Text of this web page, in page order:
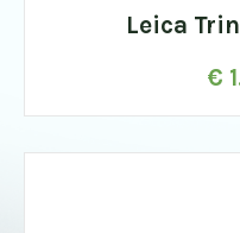
Leica
€